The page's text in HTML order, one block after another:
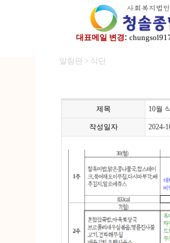
대표메일 변경:
알림판 > 식단
제목 10월
작성일자 2024-